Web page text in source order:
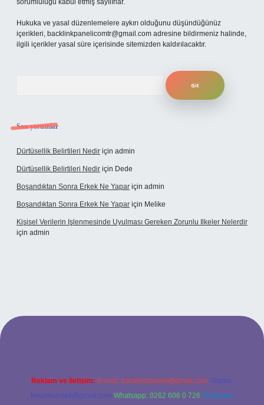
sorumluluğu kabul etmiş sayılırlar.
Hukuka ve yasal düzenlemelere aykırı olduğunu düşündüğünüz
içerikleri, backlinkpanelicomtr@gmail.com adresine bildirmeniz halinde,
ilgili içerikler yasal süre içerisinde sitemizden kaldırılacaktır.
Son yorumlar
Dürtüsellik Belirtileri Nedir için admin
Dürtüsellik Belirtileri Nedir için Dede
Boşandıktan Sonra Erkek Ne Yapar için admin
Boşandıktan Sonra Erkek Ne Yapar için Melike
Kişisel Verilerin Işlenmesinde Uyulması Gereken Zorunlu Ilkeler Nelerdir
için admin
Reklam ve İletişim: E-mail: backlinkpaneli@gmail.com Teams:
forumhizmeti@gmail.com Whatsapp: 0262 606 0 726 Telegram: